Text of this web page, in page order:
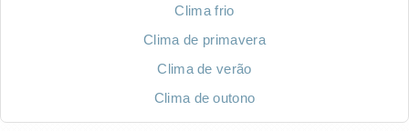
Clima frio
Clima de primavera
Clima de verão
Clima de outono